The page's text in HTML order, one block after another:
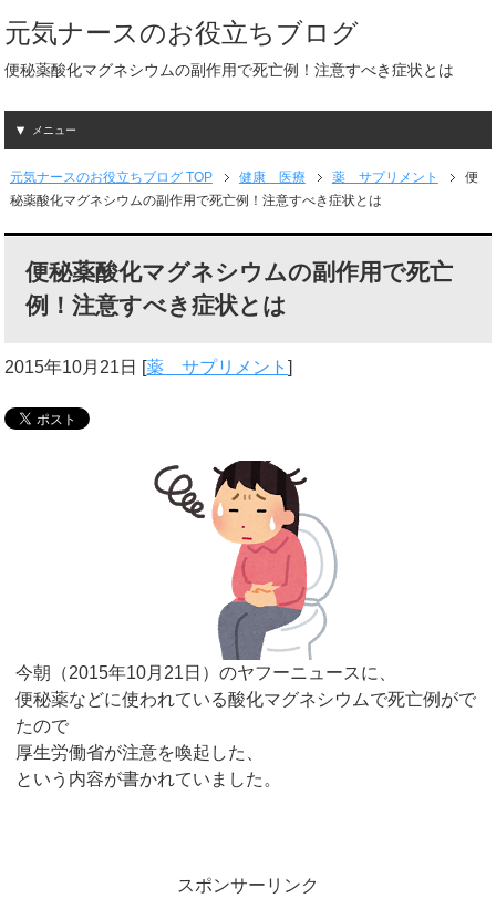
元気ナースのお役立ちブログ
便秘薬酸化マグネシウムの副作用で死亡例！注意すべき症状とは
メニュー
元気ナースのお役立ちブログ TOP 健康 医療 薬 サプリメント
便
秘薬酸化マグネシウムの副作用で死亡例！注意すべき症状とは
便秘薬酸化マグネシウムの副作用で死亡
例！注意すべき症状とは
2015年10月21日 [薬 サプリメント]
今朝（2015年10月21日）のヤフーニュースに、
便秘薬などに使われている酸化マグネシウムで死亡例がで
たので
厚生労働省が注意を喚起した、
という内容が書かれていました。
スポンサーリンク